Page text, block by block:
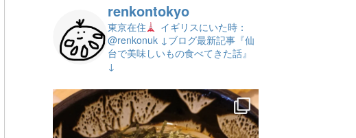
renkontokyo
東京在住
イギリスにいた時：
@renkonuk ↓ブログ最新記事『仙
台で美味しいもの食べてきた話』
↓